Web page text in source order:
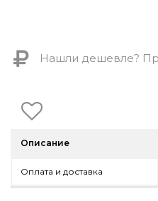
Мебель
Стулья
Столы и столики
Кровати и матрасы
Полки и стеллажи
Нашли дешевле?
Описание
Оплата и доставка